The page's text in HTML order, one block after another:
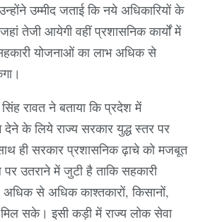
उम्मीद जताई कि नये अधिकारियों के
तेजी आयेगी वहीं प्रशासनिक कार्यों में
योजनाओं का लाभ अधिक से
रावत ने बताया कि प्रदेश में
के लिये राज्य सरकार युद्ध स्तर पर
ही सरकार प्रशासनिक ढ़ाचे को मजबूत
उतराने में जुटी है ताकि सहकारी
से अधिक काश्तकारों, किसानों,
सके। इसी कड़ी में राज्य लोक सेवा